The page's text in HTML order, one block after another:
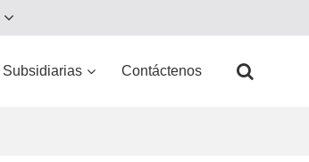
Subsidiarias Contáctenos